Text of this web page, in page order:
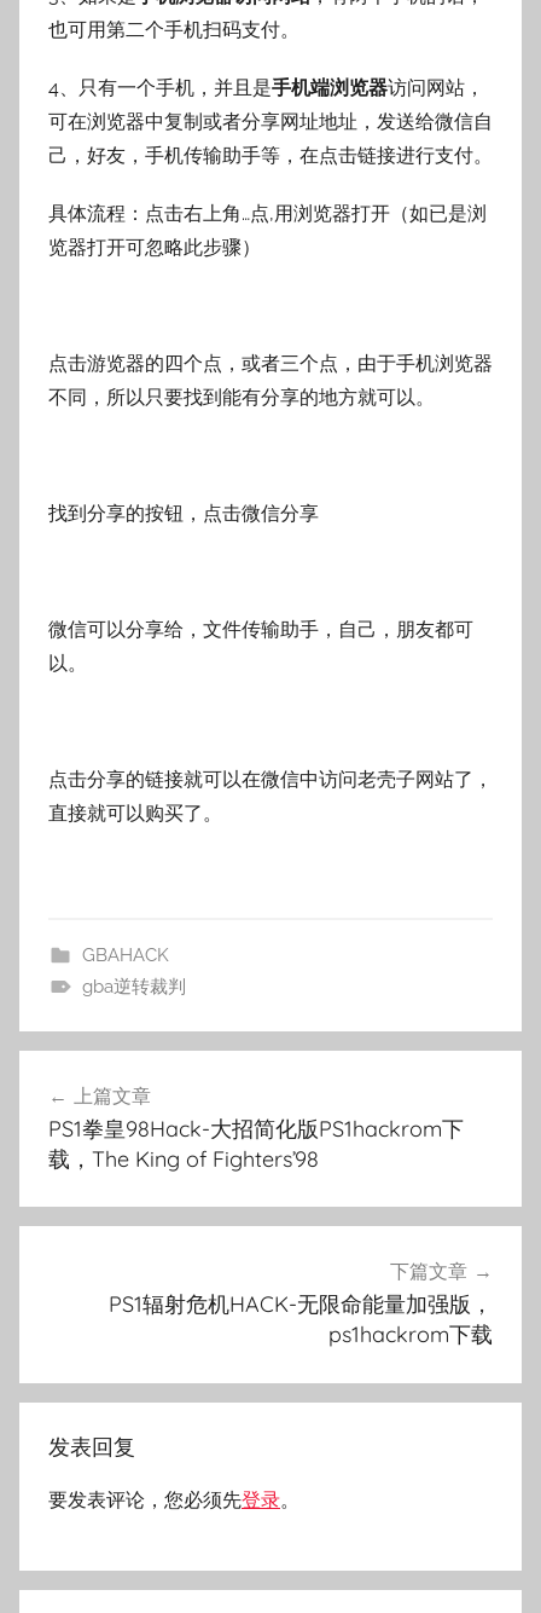
也可用第二个手机扫码支付。
4、只有一个手机，并且是手机端浏览器访问网站，
可在浏览器中复制或者分享网址地址，发送给微信自
己，好友，手机传输助手等，在点击链接进行支付。
具体流程：点击右上角…点,用浏览器打开（如已是浏
览器打开可忽略此步骤）
点击游览器的四个点，或者三个点，由于手机浏览器
不同，所以只要找到能有分享的地方就可以。
找到分享的按钮，点击微信分享
微信可以分享给，文件传输助手，自己，朋友都可
以。
点击分享的链接就可以在微信中访问老壳子网站了，
直接就可以购买了。
GBAHACK
gba逆转裁判
导
航
上篇文章
PS1拳皇98Hack-大招简化版PS1hackrom下
载，The King of Fighters’98
下篇文章
PS1辐射危机HACK-无限命能量加强版，
ps1hackrom下载
发表回复
要发表评论，您必须先登录。